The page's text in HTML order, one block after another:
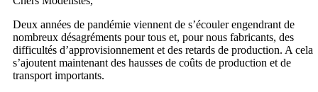
Deux années de pandémie viennent de s’écouler engendrant de
nombreux désagréments pour tous et, pour nous fabricants, des
difficultés d’approvisionnement et des retards de production. A cela
s’ajoutent maintenant des hausses de coûts de production et de
transport importants.